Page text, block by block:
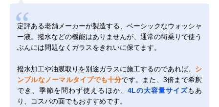
定評ある老舗メーカーが製造する、ベーシックなウォッシャ
ー液。撥水などの機能はありませんが、通常の街乗りで使う
ぶんには問題なくガラスをきれいに保てます。
撥水加工や油膜取りを別途ガラスに施工するのであれば、 シ
ンプルなノーマルタイプでも十分です。また、3倍まで希釈
でき、季節を問わず使えるほか、 4Lの大容量サイズもあ
り、コスパの面でもおすすめです。